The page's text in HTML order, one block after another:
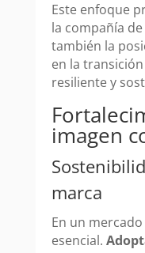
Este enfoque
la compañía
también la
en la
resiliente y
imagen
marca
En un
esencial.